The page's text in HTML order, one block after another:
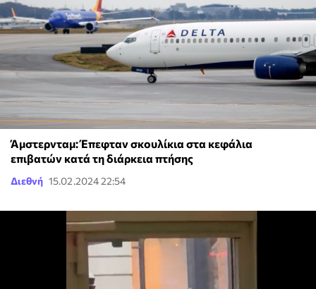
Άμστερνταμ: Έπεφταν σκουλίκια στα κεφάλια
επιβατών κατά τη διάρκεια πτήσης
Διεθνή 15.02.2024 22:54